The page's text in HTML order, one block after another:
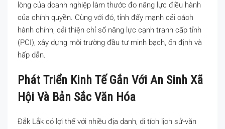
lòng của doanh nghiệp làm thước đo năng lực điều hành
của chính quyền. Cùng với đó, tỉnh đẩy mạnh cải cách
hành chính, cải thiện chỉ số năng lực cạnh tranh cấp tỉnh
(PCI), xây dựng môi trường đầu tư minh bạch, ổn định và
hấp dẫn.
Phát Triển Kinh Tế Gắn Với An Sinh Xã
Hội Và Bản Sắc Văn Hóa
Đắk Lắk có lợi thế với nhiều địa danh, di tích lịch sử-văn